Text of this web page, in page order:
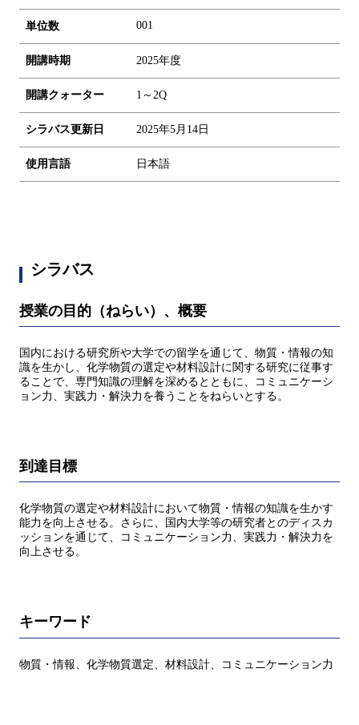
単位数 001
開講時期 2025年度
開講クォーター 1～2Q
シラバス更新日 2025年5月14日
使用言語 日本語
シラバス
授業の目的（ねらい）、概要
国内における研究所や大学での留学を通じて、物質・情報の知
識を生かし、化学物質の選定や材料設計に関する研究に従事す
ることで、専門知識の理解を深めるとともに、コミュニケーシ
ョン力、実践力・解決力を養うことをねらいとする。
到達目標
化学物質の選定や材料設計において物質・情報の知識を生かす
能力を向上させる。さらに、国内大学等の研究者とのディスカ
ッションを通じて、コミュニケーション力、実践力・解決力を
向上させる。
キーワード
物質・情報、化学物質選定、材料設計、コミュニケーション力